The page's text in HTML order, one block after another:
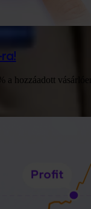
hozzáadott